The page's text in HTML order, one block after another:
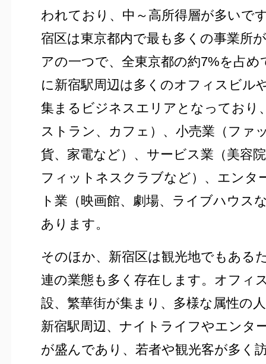
われており、中～高所得層が多いで
宿区は東京都内で最も多くの事業所
アの一つで、全東京都の約7%を占め
に新宿駅周辺は多くのオフィスビル
集まるビジネスエリアとなっており
ストラン、カフェ）、小売業（ファ
貨、家電など）、サービス業（美容
フィットネスクラブなど）、エンタ
ト業（映画館、劇場、ライブハウス
あります。
そのほか、新宿区は観光地でもある
連の業態も多く存在します。オフィ
設、繁華街が集まり、多様な属性の
新宿駅周辺、ナイトライフやエンタ
が盛んであり、若者や観光客が多く